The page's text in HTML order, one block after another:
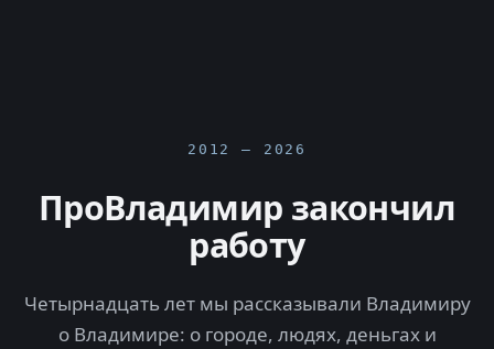
2012 — 2026
ПроВладимир закончил
работу
Четырнадцать лет мы рассказывали Владимиру
о Владимире: о городе, людях, деньгах и